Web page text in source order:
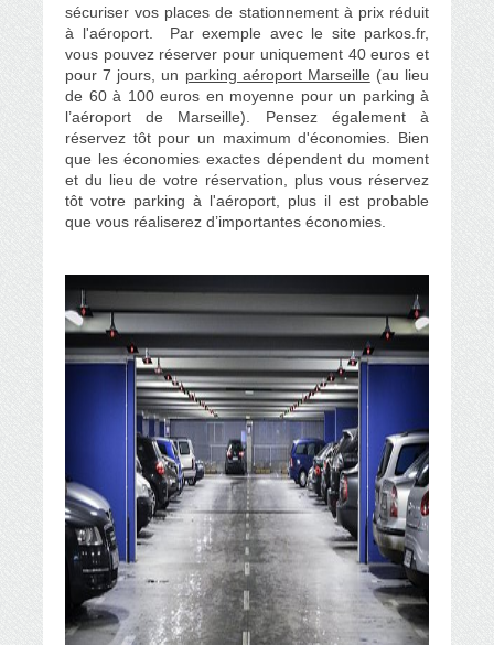
sécuriser vos places de stationnement à prix réduit
à l'aéroport. Par exemple avec le site parkos.fr,
vous pouvez réserver pour uniquement 40 euros et
pour 7 jours, un parking aéroport Marseille (au lieu
de 60 à 100 euros en moyenne pour un parking à
l’aéroport de Marseille). Pensez également à
réservez tôt pour un maximum d'économies. Bien
que les économies exactes dépendent du moment
et du lieu de votre réservation, plus vous réservez
tôt votre parking à l'aéroport, plus il est probable
que vous réaliserez d’importantes économies.